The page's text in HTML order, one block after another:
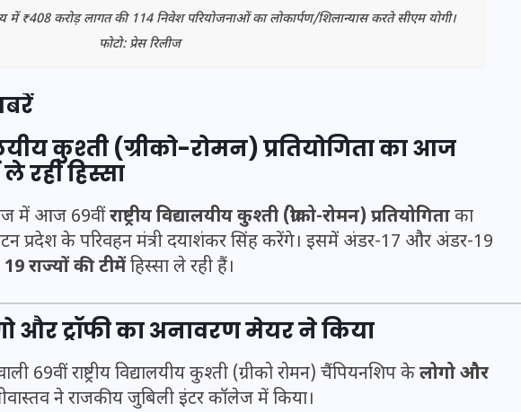
में ₹408 करोड़ लागत की 114 निवेश परियोजनाओं का लोकार्पण/शिलान्यास करते सीएम योगी।
फोटो: प्रेस रिलीज
कुश्ती (ग्रीको-रोमन) प्रतियोगिता का आज
रहीं हिस्सा
में आज 69वींराष्ट्रीय विद्यालयीय कुश्ती (ग्रीको-रोमन) प्रतियोगिताका
प्रदेश के परिवहन मंत्री दयाशंकर सिंह करेंगे। इसमें अंडर-17 और अंडर-19
19 राज्यों की टीमेंहिस्सा ले रही हैं।
और ट्रॉफी का अनावरण मेयर ने किया
69वीं राष्ट्रीय विद्यालयीय कुश्ती (ग्रीको रोमन) चैंपियनशिप केलोगो और
ने राजकीय जुबिली इंटर कॉलेज में किया।
लैंडिंग में
और
भारत में स्टारलिंक की लैंडिंग में
अड़चन: डेटा सिक्योरिटी और
आया बड़ा अपडेट